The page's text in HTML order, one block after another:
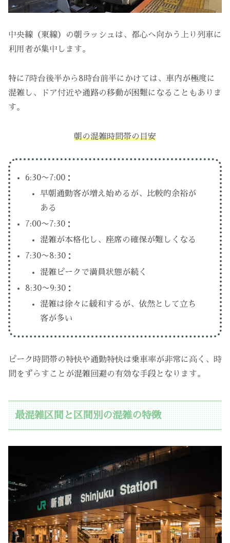
中央線（東線）の朝ラッシュは、都心へ向かう上り列車に
利用者が集中します。
特に7時台後半から8時台前半にかけては、車内が極度に
混雑し、ドア付近や通路の移動が困難になることもありま
す。
朝の混雑時間帯の目安
6:30〜7:00：
早朝通勤客が増え始めるが、比較的余裕が
ある
7:00〜7:30：
混雑が本格化し、座席の確保が難しくなる
7:30〜8:30：
混雑ピークで満員状態が続く
8:30〜9:30：
混雑は徐々に緩和するが、依然として立ち
客が多い
ピーク時間帯の特快や通勤特快は乗車率が非常に高く、時
間をずらすことが混雑回避の有効な手段となります。
最混雑区間と区間別の混雑の特徴